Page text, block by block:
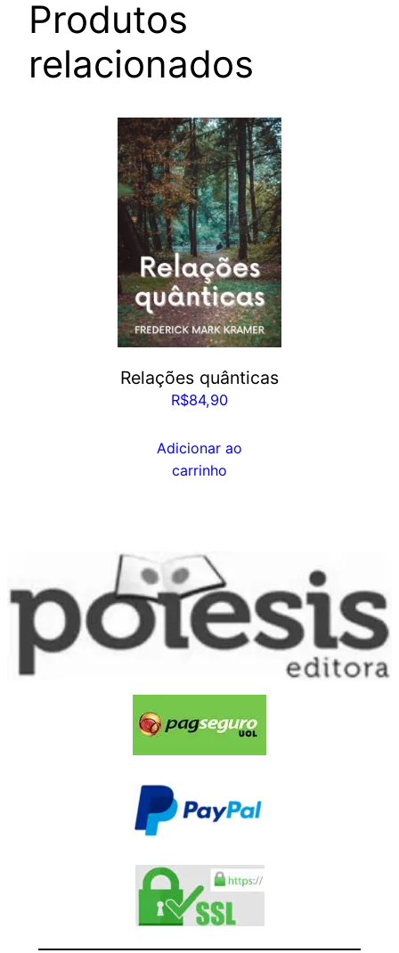
Produtos
relacionados
Relações quânticas
R$84,90
Adicionar ao
carrinho